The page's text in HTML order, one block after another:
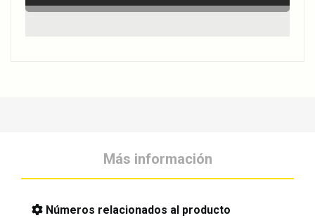
Más información
Números relacionados al producto